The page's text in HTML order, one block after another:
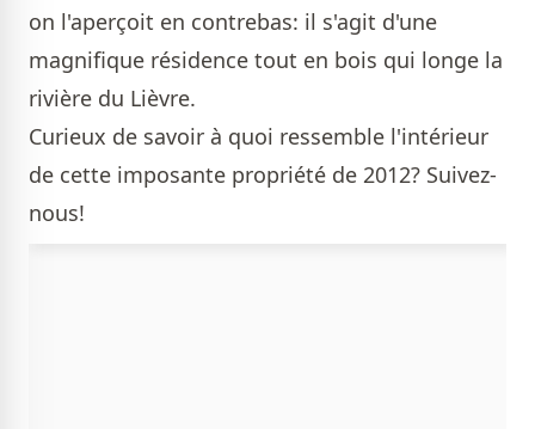
on l'aperçoit en contrebas: il s'agit d'une
magnifique résidence tout en bois qui longe la
rivière du Lièvre.
Curieux de savoir à quoi ressemble l'intérieur
de cette imposante propriété de 2012? Suivez-
nous!